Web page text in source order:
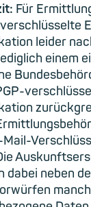
Für
leider
einem
dabei neben